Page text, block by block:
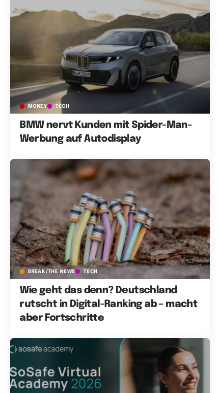
MONEY TECH
BMW nervt Kunden mit Spider-Man-
Werbung auf Autodisplay
BREAK/THE NEWS TECH
Wie geht das denn? Deutschland
rutscht in Digital-Ranking ab – macht
aber Fortschritte